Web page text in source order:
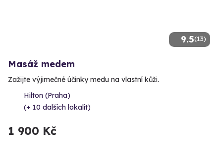
9.5(13)
Masáž medem
Zažijte výjimečné účinky medu na vlastní kůži.
Hilton (Praha)
(+ 10 dalších lokalit)
1 900 Kč